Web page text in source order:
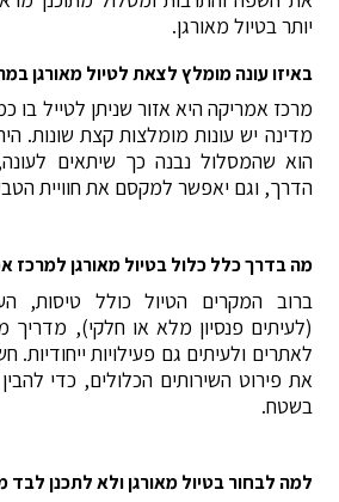
יותר בטיול מאורגן.
באיזו עונה מומלץ לצאת לטיול מאורגן
מרכז אמריקה היא אזור שניתן לטייל
מדינה יש עונות מומלצות קצת שונות.
הוא שהמסלול נבנה כך שיתאים
הדרך, וגם יאפשר למקסם את חוויית
מה בדרך כלל כלול בטיול מאורגן למרכז
ברוב המקרים הטיול כולל טיסות,
(לעיתים פנסיון מלא או חלקי), מדריך
לאתרים ולעיתים גם פעילויות
את פירוט השירותים הכלולים, כדי
בשטח.
למה לבחור בטיול מאורגן ולא לתכנן